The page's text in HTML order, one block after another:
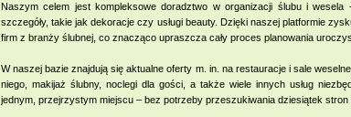
Naszym celem jest kompleksowe doradztwo w organizacji ślubu i
szczegóły, takie jak dekoracje czy usługi beauty. Dzięki naszej platformie
firm z branży ślubnej, co znacząco upraszcza cały proces planowania
W naszej bazie znajdują się aktualne oferty m. in. na restauracje i sale
niego, makijaż ślubny, noclegi dla gości, a także wiele innych usług
jednym, przejrzystym miejscu – bez potrzeby przeszukiwania dziesiątek stron